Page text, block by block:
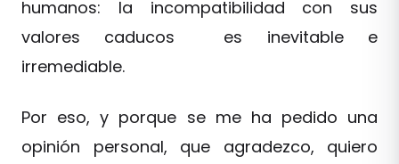
humanos: la incompatibilidad con sus
valores caducos es inevitable e
irremediable.
Por eso, y porque se me ha pedido una
opinión personal, que agradezco, quiero